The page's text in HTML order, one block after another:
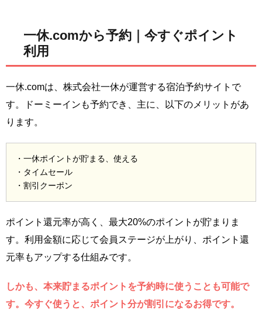
一休.comから予約｜今すぐポイント
利用
一休.comは、株式会社一休が運営する宿泊予約サイトで
す。ドーミーインも予約でき、主に、以下のメリットがあ
ります。
・一休ポイントが貯まる、使える
・タイムセール
・割引クーポン
ポイント還元率が高く、最大20%のポイントが貯まりま
す。利用金額に応じて会員ステージが上がり、ポイント還
元率もアップする仕組みです。
しかも、本来貯まるポイントを予約時に使うことも可能で
す。今すぐ使うと、ポイント分が割引になるお得です。